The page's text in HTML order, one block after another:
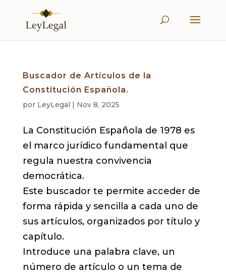
Buscador de Artículos de la
Constitución Española.
por LeyLegal | Nov 8, 2025
La Constitución Española de 1978 es
el marco jurídico fundamental que
regula nuestra convivencia
democrática.
Este buscador te permite acceder de
forma rápida y sencilla a cada uno de
sus artículos, organizados por título y
capítulo.
Introduce una palabra clave, un
número de artículo o un tema de